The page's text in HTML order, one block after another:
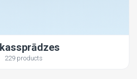
229 products